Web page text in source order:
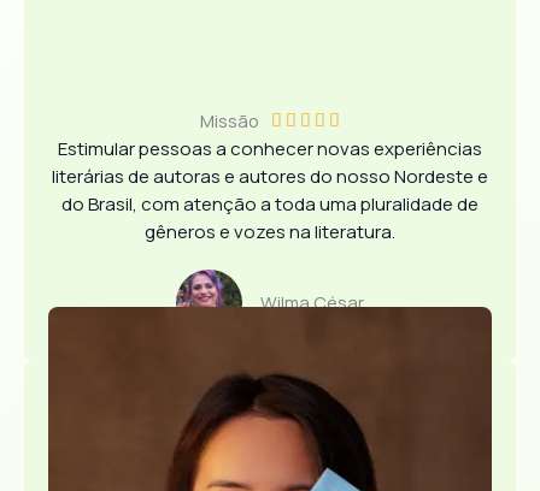
Missão     
l
a
s
s
i
o
Estimular pessoas a conhecer novas experiências
literárias de autoras e autores do nosso Nordeste e
do Brasil, com atenção a toda uma pluralidade de
gêneros e vozes na literatura.
Wilma César